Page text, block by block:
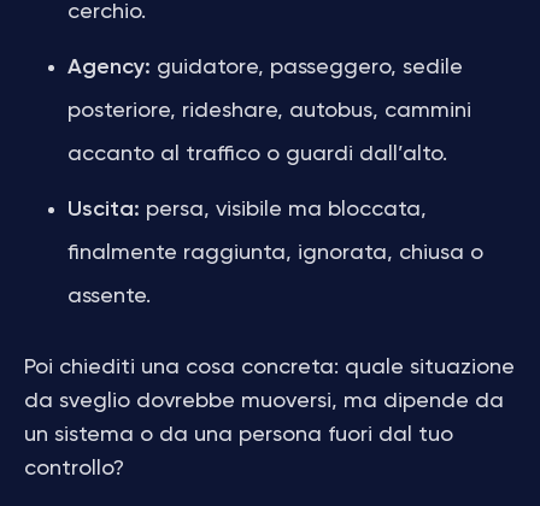
cerchio.
Agency: guidatore, passeggero, sedile
posteriore, rideshare, autobus, cammini
accanto al traffico o guardi dall’alto.
Uscita: persa, visibile ma bloccata,
finalmente raggiunta, ignorata, chiusa o
assente.
Poi chiediti una cosa concreta: quale situazione
da sveglio dovrebbe muoversi, ma dipende da
un sistema o da una persona fuori dal tuo
controllo?